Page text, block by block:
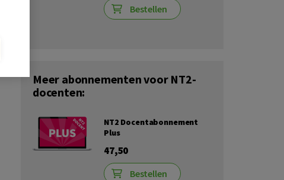
Bestellen
Meer abonnementen voor NT2-
docenten:
NT2 Docentabonnement
Plus
47,50
Bestellen